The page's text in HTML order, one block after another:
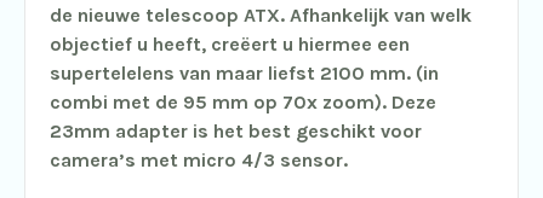
de nieuwe telescoop ATX. Afhankelijk van welk
objectief u heeft, creëert u hiermee een
supertelelens van maar liefst 2100 mm. (in
combi met de 95 mm op 70x zoom). Deze
23mm adapter is het best geschikt voor
camera’s met micro 4/3 sensor.